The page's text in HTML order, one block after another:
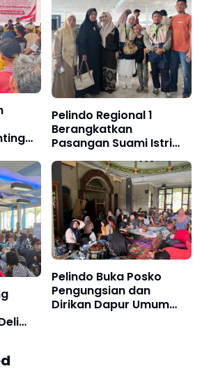
Pelindo Regional 1
Berangkatkan
Pasangan Suami Istri
Ramadhan Fest Pelindo
2026
Pelindo Buka Posko
Pengungsian dan
Dirikan Dapur Umum